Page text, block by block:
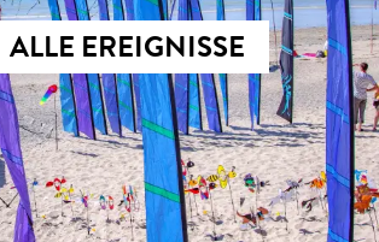
ALLE EREIGNISSE